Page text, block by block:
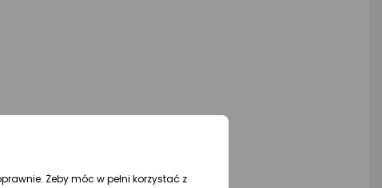
Żeby móc w pełni korzystać z